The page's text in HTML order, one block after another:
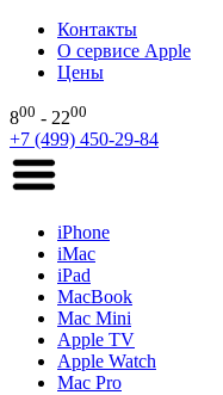
Контакты
О сервисе Apple
Цены
800 - 2200
+7 (499) 450-29-84
iPhone
iMac
iPad
MacBook
Mac Mini
Apple TV
Apple Watch
Mac Pro